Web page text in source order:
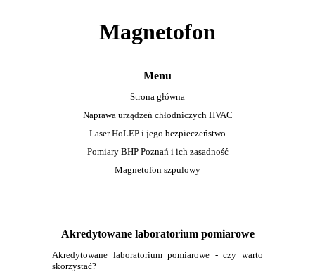
Magnetofon
Menu
Strona główna
Naprawa urządzeń chłodniczych HVAC
Laser HoLEP i jego bezpieczeństwo
Pomiary BHP Poznań i ich zasadność
Magnetofon szpulowy
Akredytowane laboratorium pomiarowe
Akredytowane laboratorium pomiarowe - czy warto
skorzystać?